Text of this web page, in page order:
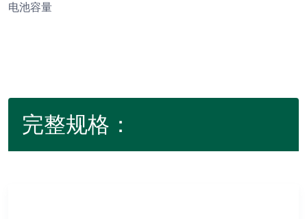
电池容量
完整规格：